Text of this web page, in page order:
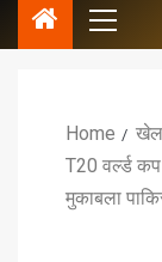
Home
खेल
T20 वर्ल्ड
मुकाबला